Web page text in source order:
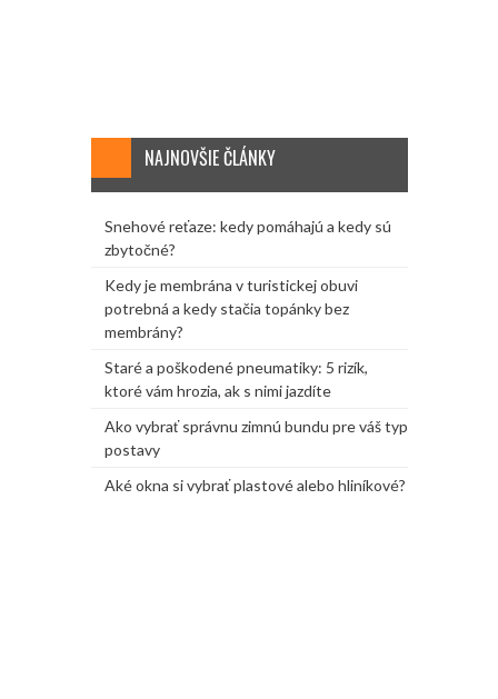
NAJNOVŠIE ČLÁNKY
Snehové reťaze: kedy pomáhajú a kedy sú
zbytočné?
Kedy je membrána v turistickej obuvi
potrebná a kedy stačia topánky bez
membrány?
Staré a poškodené pneumatiky: 5 rizík,
ktoré vám hrozia, ak s nimi jazdíte
Ako vybrať správnu zimnú bundu pre váš typ
postavy
Aké okna si vybrať plastové alebo hliníkové?